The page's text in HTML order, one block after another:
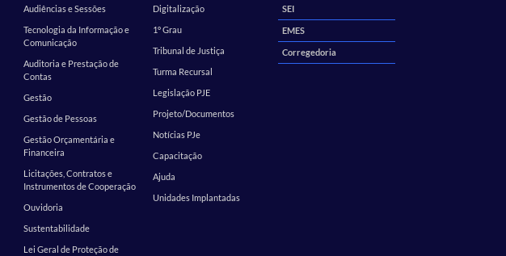
Audiências e Sessões
Tecnologia da Informação e
Comunicação
Auditoria e Prestação de
Contas
Gestão
Gestão de Pessoas
Gestão Orçamentária e
Financeira
Licitações, Contratos e
Instrumentos de Cooperação
Ouvidoria
Sustentabilidade
Lei Geral de Proteção de
Digitalização
1º Grau
Tribunal de Justiça
Turma Recursal
Legislação PJE
Projeto/Documentos
Notícias PJe
Capacitação
Ajuda
Unidades Implantadas
SEI
EMES
Corregedoria